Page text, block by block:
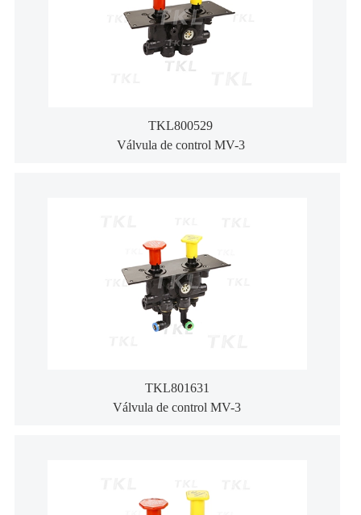
TKL800529
Válvula de control MV-3
TKL801631
Válvula de control MV-3